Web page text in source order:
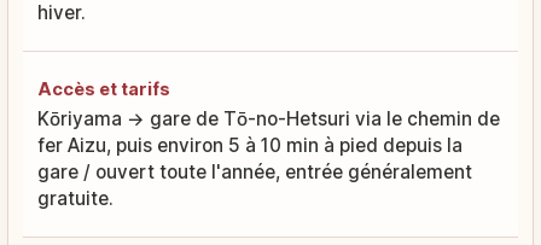
hiver.
Accès et tarifs
Kōriyama → gare de Tō-no-Hetsuri via le chemin de
fer Aizu, puis environ 5 à 10 min à pied depuis la
gare / ouvert toute l'année, entrée généralement
gratuite.